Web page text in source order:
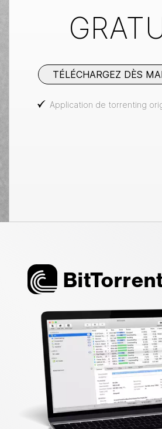
TÉLÉCHARGEZ DÈS
Application de torrenting
Bit